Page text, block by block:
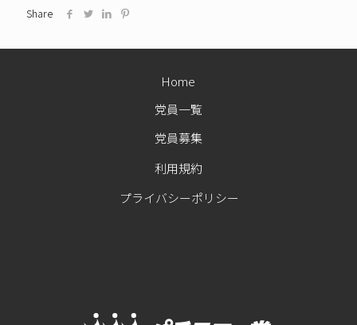
Share
党員一覧
党員募集
利用規約
Home
プライバシーポリシー